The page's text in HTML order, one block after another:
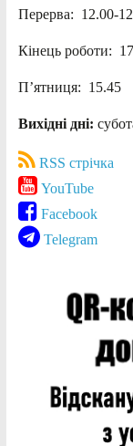
Перерва: 12.00-
Кінець роботи:
П’ятниця: 15.45
Вихідні дні:
RSS стрічка
YouTube
Facebook
Telegram